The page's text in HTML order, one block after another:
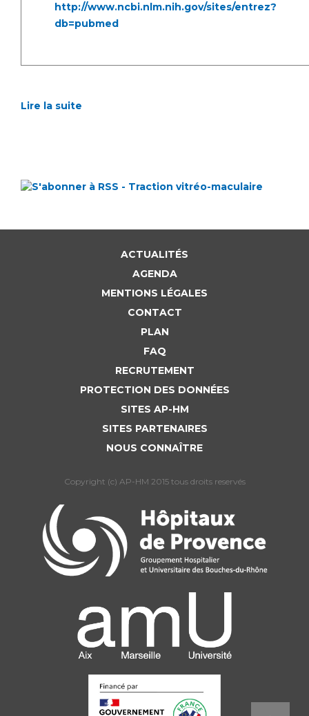
http://www.ncbi.nlm.nih.gov/sites/entrez?
db=pubmed
Lire la suite
ACTUALITÉS
AGENDA
MENTIONS LÉGALES
CONTACT
PLAN
FAQ
RECRUTEMENT
PROTECTION DES DONNÉES
SITES AP-HM
SITES PARTENAIRES
NOUS CONNAÎTRE
Copyright (c) AP-HM 2015 tous droits reservés